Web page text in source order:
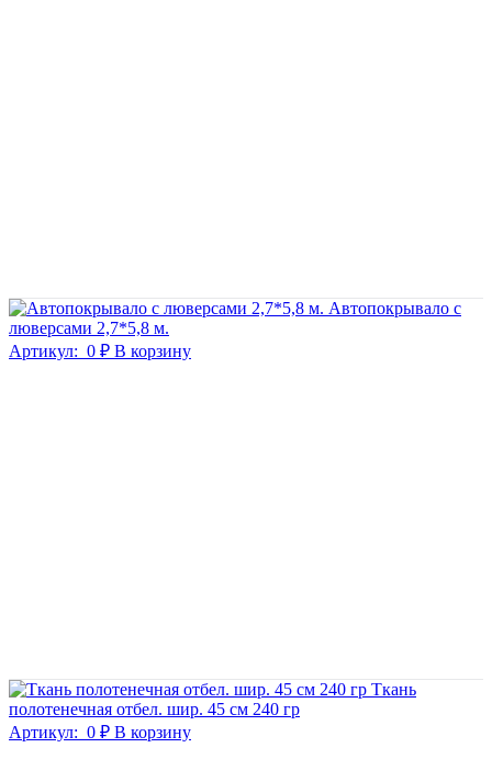
Автопокрывало с
люверсами 2,7*5,8 м.
Артикул: 0 ₽ В корзину
Ткань
полотенечная отбел. шир. 45 см 240 гр
Артикул: 0 ₽ В корзину